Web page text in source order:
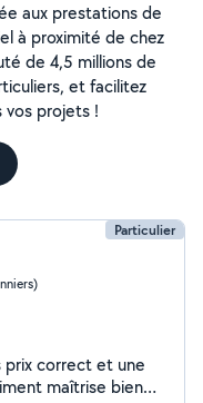
aux prestations de
à proximité de chez
de 4,5 millions de
et facilitez
projets !
Particulier
prix correct et une